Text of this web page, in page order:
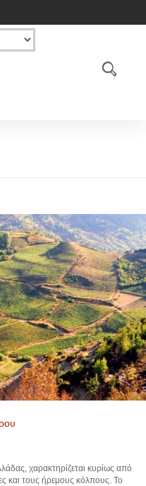
χαρακτηρίζεται κυρίως από
και τους ήρεμους κόλπους. Το